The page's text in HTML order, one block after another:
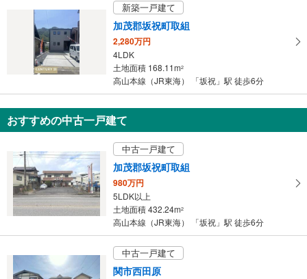
保
存
す
る
新築一戸建て
加茂郡坂祝町取組
2,280万円
4LDK
土地面積 168.11m2
高山本線（JR東海） 「坂祝」駅 徒歩6分
おすすめの中古一戸建て
中古一戸建て
加茂郡坂祝町取組
980万円
5LDK以上
土地面積 432.24m2
高山本線（JR東海） 「坂祝」駅 徒歩6分
中古一戸建て
関市西田原